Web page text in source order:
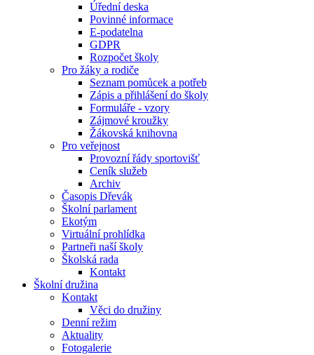
Úřední deska
Povinné informace
E-podatelna
GDPR
Rozpočet školy
Pro žáky a rodiče
Seznam pomůcek a potřeb
Zápis a přihlášení do školy
Formuláře - vzory
Zájmové kroužky
Žákovská knihovna
Pro veřejnost
Provozní řády sportovišť
Ceník služeb
Archiv
Časopis Dřevák
Školní parlament
Ekotým
Virtuální prohlídka
Partneři naší školy
Školská rada
Kontakt
Školní družina
Kontakt
Věci do družiny
Denní režim
Aktuality
Fotogalerie